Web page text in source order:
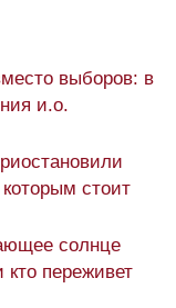
выборов: в
и.о.
стоит
солнце
кто переживет